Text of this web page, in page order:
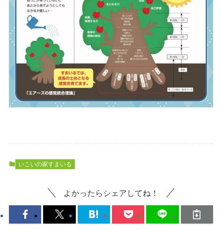
いこいの家すまいる
よかったらシェアしてね！